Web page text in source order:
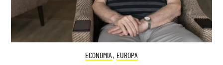
ECONOMIA , EUROPA